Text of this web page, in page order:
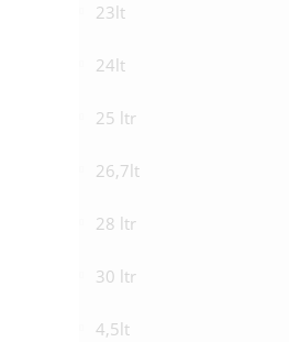
23lt
24lt
25 ltr
26,7lt
28 ltr
30 ltr
4,5lt